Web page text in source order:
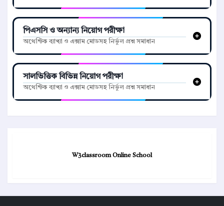
পিএসসি ও অন্যান্য নিয়োগ পরীক্ষা
অথেন্টিক ব্যাখ্যা ও এক্সাম মোডসহ নির্ভুল প্রশ্ন সমাধান
সালভিত্তিক বিভিন্ন নিয়োগ পরীক্ষা
অথেন্টিক ব্যাখ্যা ও এক্সাম মোডসহ নির্ভুল প্রশ্ন সমাধান
W3classroom Online School